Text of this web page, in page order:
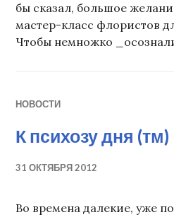
бы сказал, большое
мастер-класс флористов
Чтобы немножко
НОВОСТИ
К психозу дня (тм)
31 ОКТЯБРЯ 2012
Во времена далекие, уже